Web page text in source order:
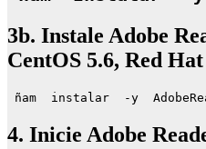
3b. Instale Adobe
CentOS 5.6, Red
ñam instalar -y
4. Inicie Adobe